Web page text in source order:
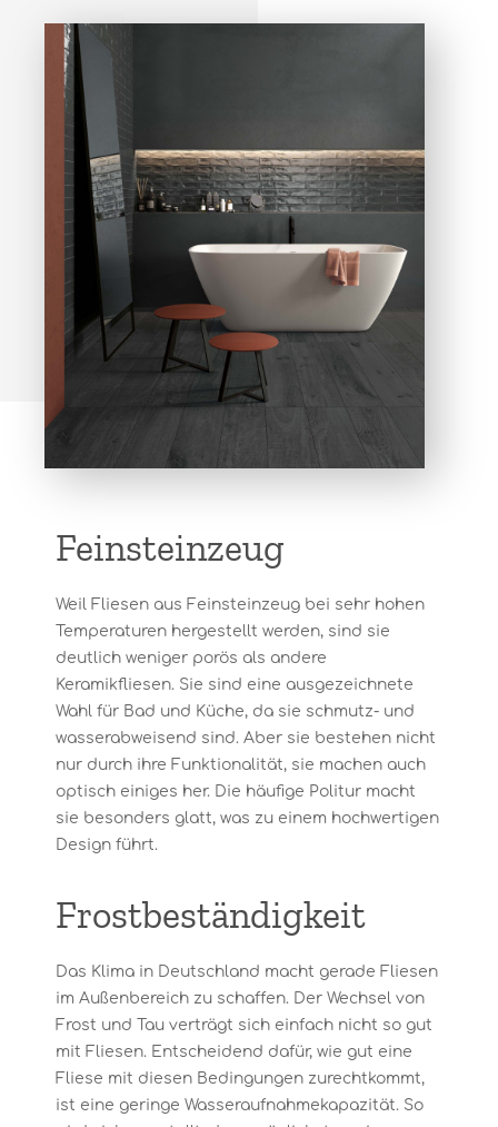
Feinsteinzeug
Weil Fliesen aus Feinsteinzeug bei sehr hohen
Temperaturen hergestellt werden, sind sie
deutlich weniger porös als andere
Keramikfliesen. Sie sind eine ausgezeichnete
Wahl für Bad und Küche, da sie schmutz- und
wasserabweisend sind. Aber sie bestehen nicht
nur durch ihre Funktionalität, sie machen auch
optisch einiges her. Die häufige Politur macht
sie besonders glatt, was zu einem hochwertigen
Design führt.
Frostbeständigkeit
Das Klima in Deutschland macht gerade Fliesen
im Außenbereich zu schaffen. Der Wechsel von
Frost und Tau verträgt sich einfach nicht so gut
mit Fliesen. Entscheidend dafür, wie gut eine
Fliese mit diesen Bedingungen zurechtkommt,
ist eine geringe Wasseraufnahmekapazität. So